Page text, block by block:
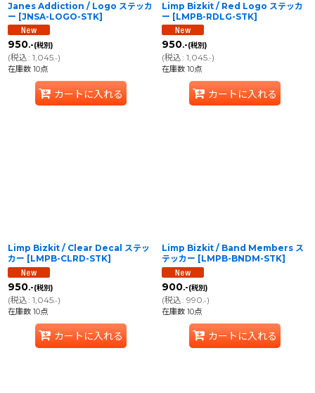
Janes Addiction / Logo ステッカ
ー [JNSA-LOGO-STK]
950.-(税別)
(税込: 1,045.-)
在庫数 10点
カートに入れる
Limp Bizkit / Red Logo ステッカ
ー [LMPB-RDLG-STK]
950.-(税別)
(税込: 1,045.-)
在庫数 10点
カートに入れる
Limp Bizkit / Clear Decal ステッ
カー [LMPB-CLRD-STK]
950.-(税別)
(税込: 1,045.-)
在庫数 10点
カートに入れる
Limp Bizkit / Band Members ス
テッカー [LMPB-BNDM-STK]
900.-(税別)
(税込: 990.-)
在庫数 10点
カートに入れる